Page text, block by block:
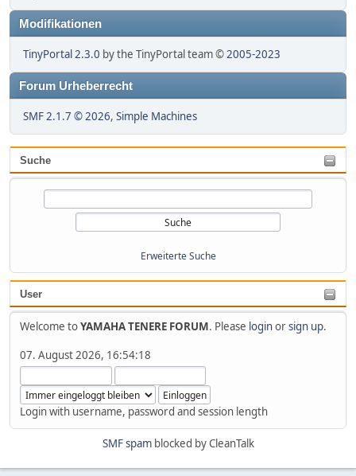
Suche
Erweiterte Suche
User
Welcome toYAMAHA TENERE FORUM. Please loginorsign up.
07. August 2026, 16:54:18
Login with username, password and session length
Modifikationen
TinyPortal 2.3.0 by the TinyPortal team ©2005-2023
Forum Urheberrecht
SMF 2.1.7 © 2026, Simple Machines
SMF spamblocked by CleanTalk